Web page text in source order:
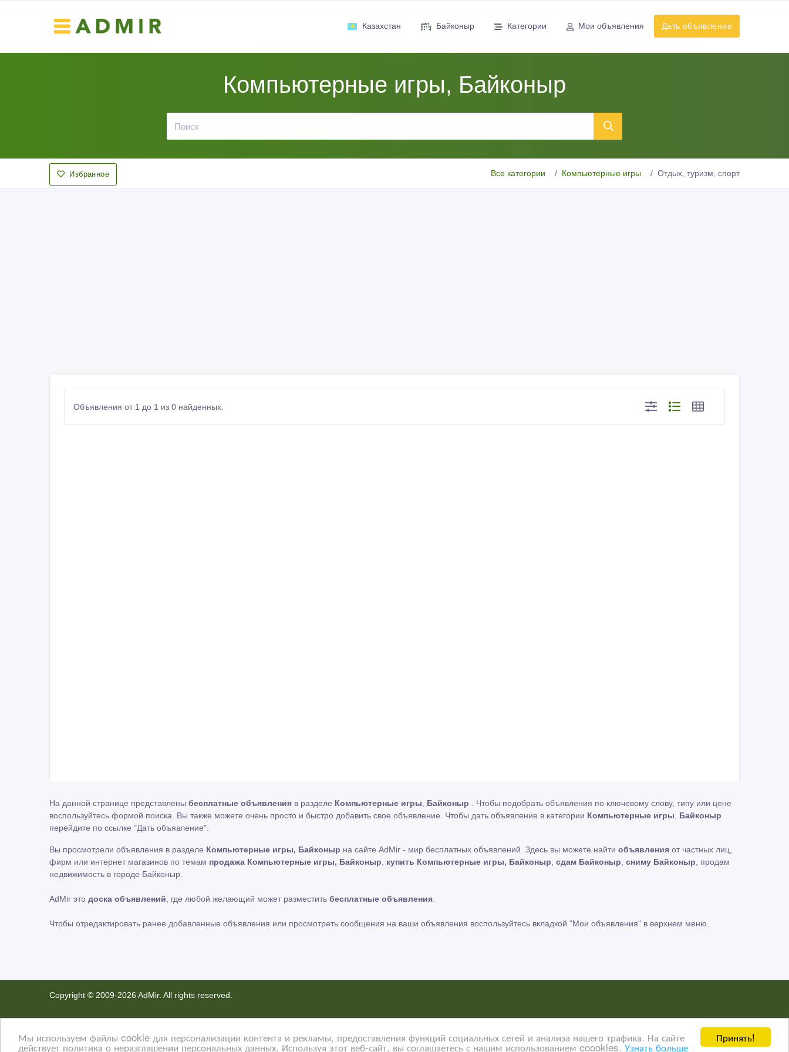
Принять!
Мы используем файлы cookie для персонализации контента и рекламы, предоставления функций социальных сетей и анализа нашего трафика. На сайте
действует политика о неразглашении персональных данных. Используя этот веб-сайт, вы соглашаетесь с нашим использованием coookies.Узнать больше
Казахстан Байконыр Категории Мои объявления Дать объявление
Компьютерные игры, Байконыр
Избранное Все категории Компьютерные игры Отдых, туризм, спорт
Объявления от 1 до 1 из 0 найденных.
На данной странице представлены бесплатные объявления в разделе Компьютерные игры, Байконыр . Чтобы подобрать объявления по ключевому слову, типу или цене
воспользуйтесь формой поиска. Вы также можете очень просто и быстро добавить свое объявление. Чтобы дать объявление в категории Компьютерные игры, Байконыр
перейдите по ссылке "Дать объявление".
Вы просмотрели объявления в разделе Компьютерные игры, Байконыр на сайте AdMir - мир бесплатных объявлений. Здесь вы можете найти объявления от частных лиц,
фирм или интернет магазинов по темам продажа Компьютерные игры, Байконыр, купить Компьютерные игры, Байконыр, сдам Байконыр, сниму Байконыр, продам
недвижимость в городе Байконыр.
AdMir это доска объявлений, где любой желающий может разместить бесплатные объявления.
Чтобы отредактировать ранее добавленные объявления или просмотреть сообщения на ваши объявления воспользуйтесь вкладкой "Мои объявления" в верхнем меню.
Copyright © 2009-2026 AdMir. All rights reserved.
Администрация сайта AdMir не несет ответственность за содержание размещенных объявлений.
Конфиденциальность наших пользователей ценится. Мы не продаем и не передаем личную информацию зарегистрированных пользователей сайта AdMir третьим лицам. Мы
не несем ответственность за правила конфиденциальности сайтов на которые ссылается AdMir.